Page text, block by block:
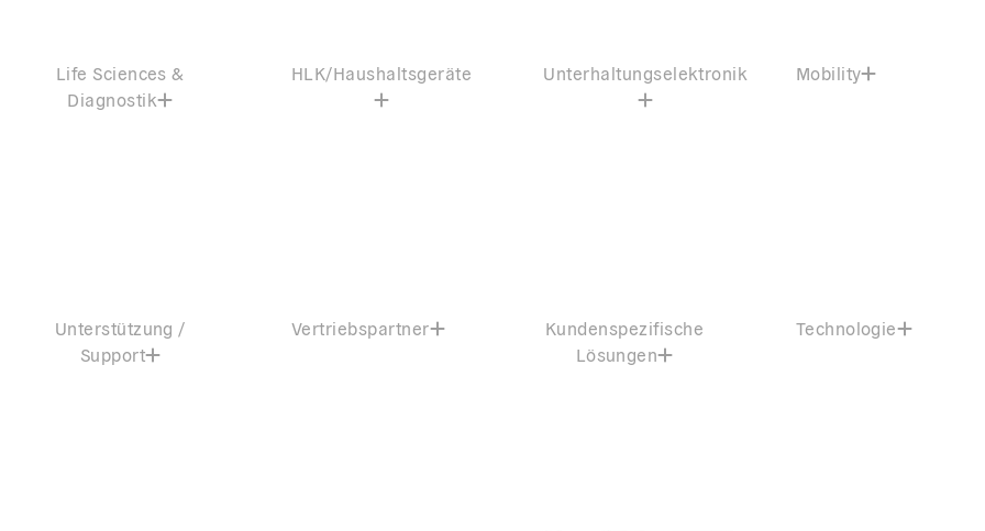
Life Sciences &
Diagnostik
HLK/Haushaltsgeräte Unterhaltungselektronik Mobility
Unterstützung /
Support
Vertriebspartner
Kundenspezifische
Lösungen
Technologie